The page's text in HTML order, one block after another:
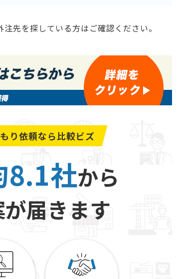
先を探している方はご確認ください。
り依頼なら比較ビズ
8.1社から
届きます